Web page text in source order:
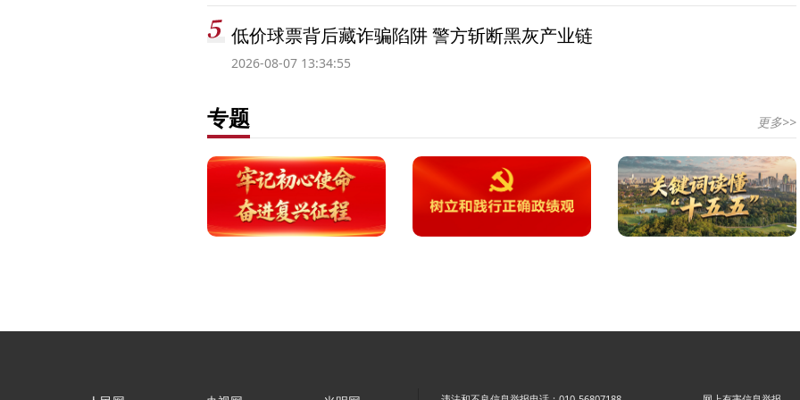
低价球票背后藏诈骗陷阱 警方斩断黑灰产业链
2026-08-07 13:34:55
专题 更多>>